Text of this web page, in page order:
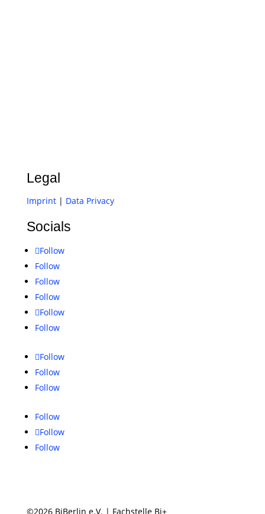
Legal
Imprint| Data Privacy
Socials
Follow
Follow
Follow
Follow
Follow
Follow
Follow
Follow
Follow
Follow
Follow
Follow
©2026 BiBerlin e.V. | Fachstelle Bi+